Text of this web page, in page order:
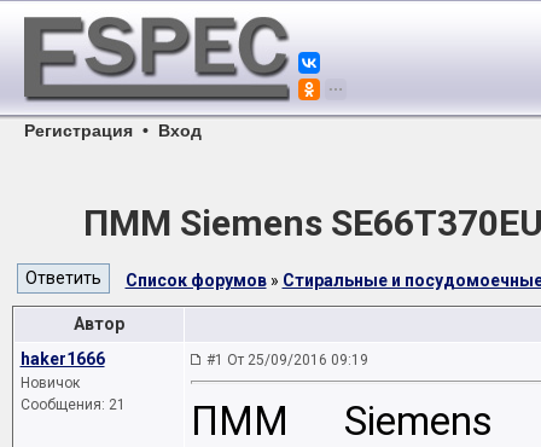
Регистрация • Вход
ПММ Siemens
Список форумов» Стиральные и
Автор
haker1666
Новичок
Сообщения: 21
#1 От 25/09/2016 09:19
ПММ Siemens